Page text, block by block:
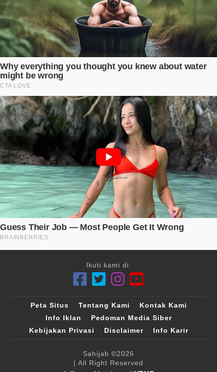
Ikuti kami di:
Peta Situs Tentang Kami
Kontak Kami
Info Iklan
Pedoman Media Siber
Kebijakan Privasi
Disclaimer Info Karir
Sahijab ©2026
| All Right Reserved